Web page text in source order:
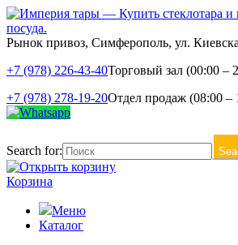
Рынок привоз, Симферополь, ул.
+7 (978) 226-43-40Торговый зал (00:00 –
+7 (978) 278-19-20Отдел продаж (08:00 –
Search for:
Корзина
Меню
Каталог